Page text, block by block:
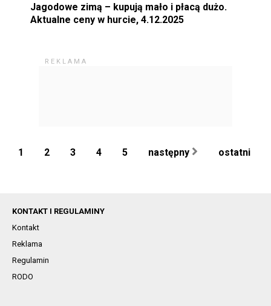
Jagodowe zimą – kupują mało i płacą dużo.
Aktualne ceny w hurcie, 4.12.2025
1 2 3 4 5 następny ostatni
KONTAKT I REGULAMINY
Kontakt
Reklama
Regulamin
RODO